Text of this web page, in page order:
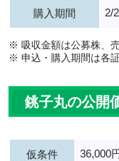
購入期間 2/
※ 吸収金額は公募株、
※ 申込・購入期間は各
銚子丸の公開
仮条件 36,000